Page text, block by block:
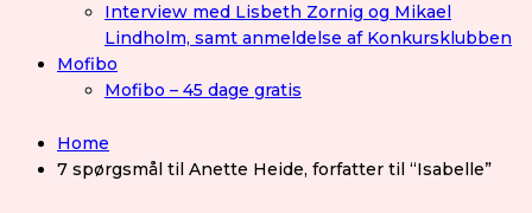
Interview med Lisbeth Zornig og Mikael
Lindholm, samt anmeldelse af Konkursklubben
Mofibo
Mofibo – 45 dage gratis
Home
7 spørgsmål til Anette Heide, forfatter til “Isabelle”